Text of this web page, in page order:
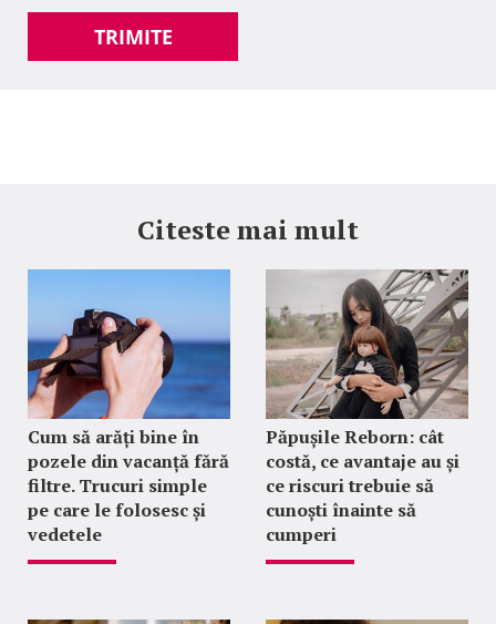
TRIMITE
Citeste mai mult
Cum să arăți bine în
pozele din vacanță fără
filtre. Trucuri simple
pe care le folosesc și
vedetele
Păpușile Reborn: cât
costă, ce avantaje au și
ce riscuri trebuie să
cunoști înainte să
cumperi